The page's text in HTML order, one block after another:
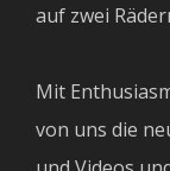
auf zwei
Mit
von uns die